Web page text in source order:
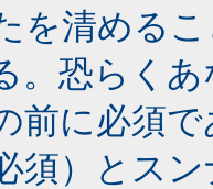
を清める
。恐らく
前に必須
須）とス